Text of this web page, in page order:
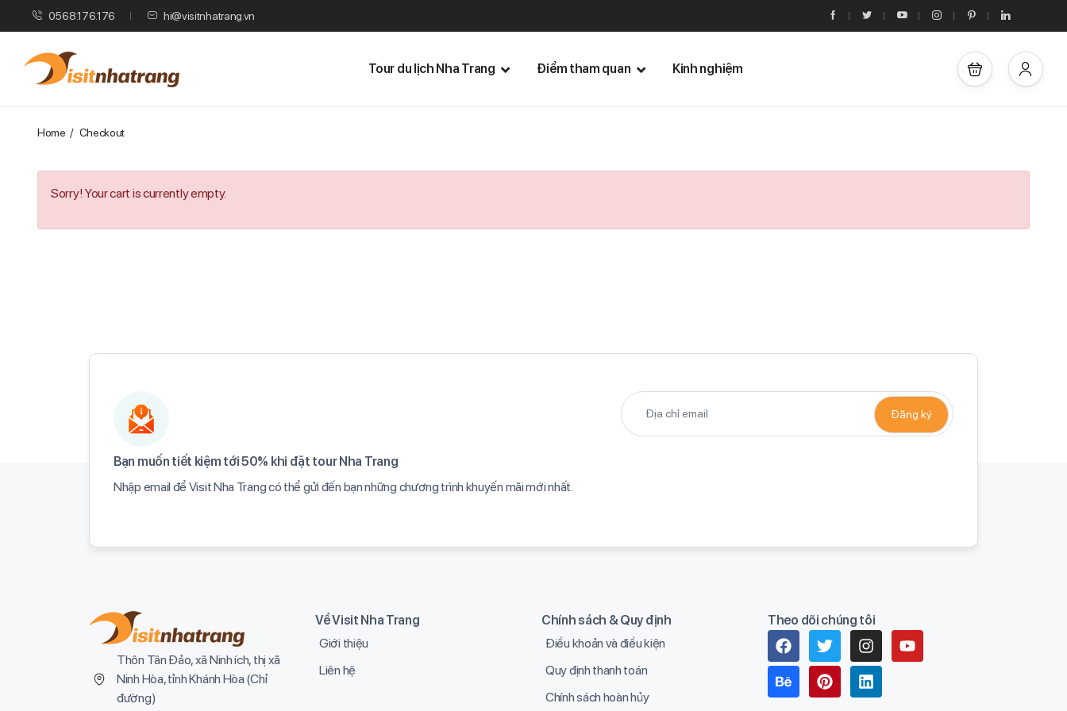
0568.176.176 hi@visitnhatrang.vn
Tour du lịch Nha Trang Điểm tham quan Kinh nghiệm
Home Checkout
Sorry! Your cart is currently empty.
Bạn muốn tiết kiệm tới 50% khi đặt tour Nha Trang​
Nhập email để Visit Nha Trang có thể gửi đến bạn những chương trình khuyến mãi mới nhất.​
Thôn Tân Đảo, xã Ninh ích, thị xã
Ninh Hòa, tỉnh Khánh Hòa (Chỉ
đường)
Về Visit Nha Trang
Giới thiệu
Liên hệ
Chính sách & Quy định
Điều khoản và điều kiện
Quy định thanh toán
Chính sách hoàn hủy
Theo dõi chúng tôi